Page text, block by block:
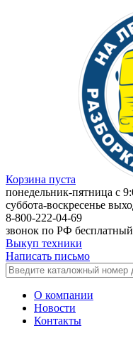
Корзина пуста
понедельник-пятница с
суббота-воскресенье
8-800-222-04-69
звонок по РФ бесплатный
Выкуп техники
Написать письмо
О компании
Новости
Контакты